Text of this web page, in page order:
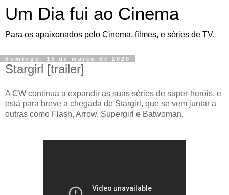
Um Dia fui ao Cinema
Para os apaixonados pelo Cinema, filmes, e séries de TV.
domingo, 15 de março de 2020
Stargirl [trailer]
A CW continua a expandir as suas séries de super-heróis, e
está para breve a chegada de Stargirl, que se vem juntar a
outras como Flash, Arrow, Supergirl e Batwoman.